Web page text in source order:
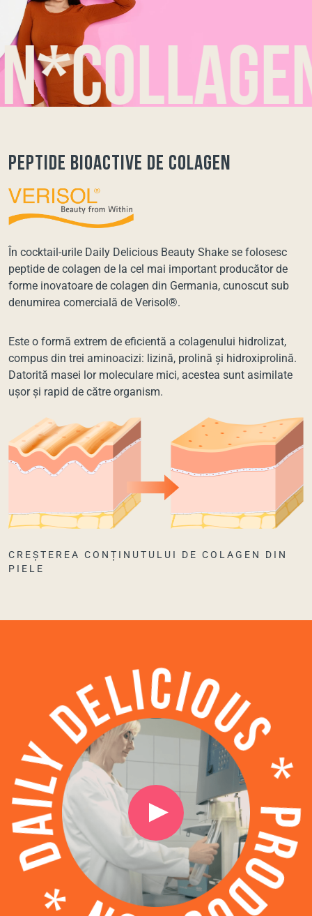
Peptide bioactive de colagen
În cocktail-urile Daily Delicious Beauty Shake se folosesc
peptide de colagen de la cel mai important producător de
forme inovatoare de colagen din Germania, cunoscut sub
denumirea comercială de Verisol®.
Este o formă extrem de eficientă a colagenului hidrolizat,
compus din trei aminoacizi: lizină, prolină și hidroxiprolină.
Datorită masei lor moleculare mici, acestea sunt asimilate
ușor și rapid de către organism.
CREȘTEREA CONȚINUTULUI DE COLAGEN DIN
PIELE